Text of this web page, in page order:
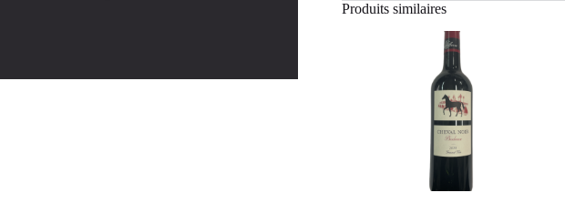
Produits similaires